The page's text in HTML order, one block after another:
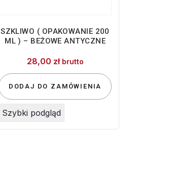
SZKLIWO ( OPAKOWANIE 200
ML ) – BEŻOWE ANTYCZNE
28,00 zł brutto
DODAJ DO ZAMÓWIENIA
Szybki podgląd